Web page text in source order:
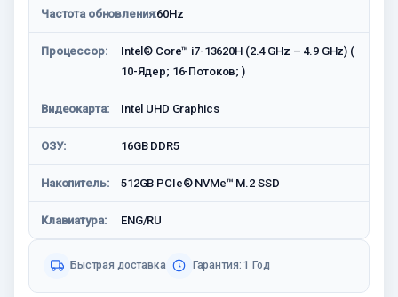
Частота обновления:60Hz
Процессор:
Intel® Core™ i7-13620H (2.4 GHz – 4.9 GHz) (
10-Ядeр; 16-Потоков; )
Видеокарта: Intel UHD Graphics
ОЗУ: 16GB DDR5
Накопитель: 512GB PCIe® NVMe™ M.2 SSD
Клавиатура: ENG/RU
Быстрая доставка Гарантия: 1 Год